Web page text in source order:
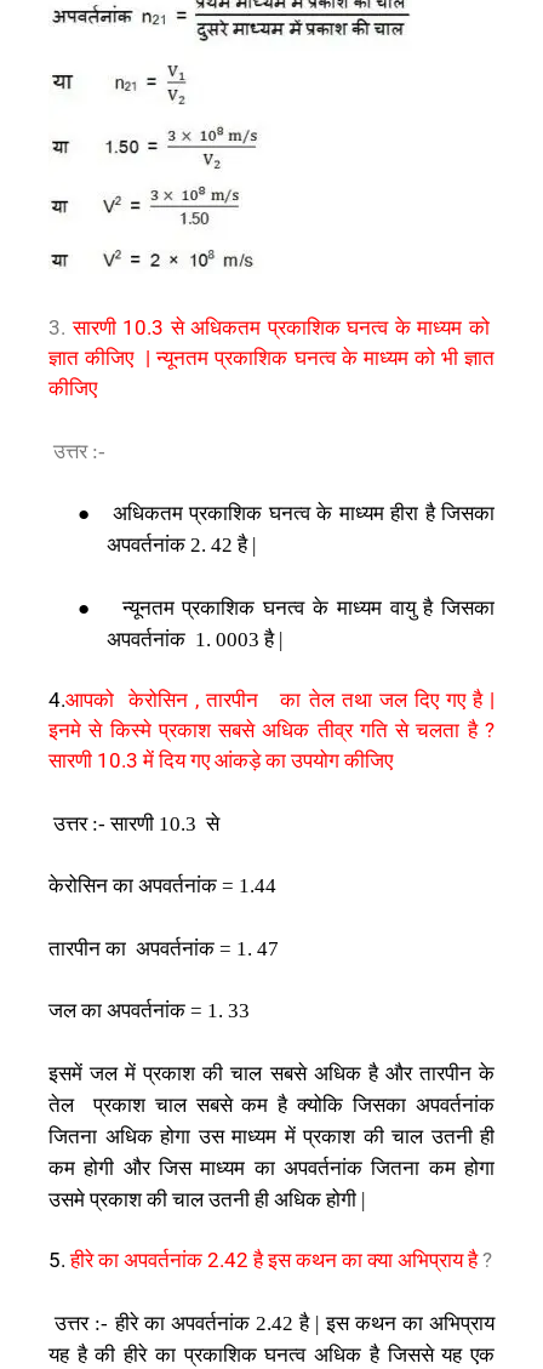
3.सारणी 10.3 से अधिकतम प्रकाशिक घनत्व के माध्यम को
ज्ञात कीजिए | न्यूनतम प्रकाशिक घनत्व के माध्यम को भी ज्ञात
कीजिए
उत्तर:-
● अधिकतम प्रकाशिक घनत्व के माध्यम हीरा है जिसका
अपवर्तनांक 2. 42है|
● न्यूनतम प्रकाशिक घनत्व के माध्यम वायु है जिसका
अपवर्तनांक 1. 0003है|
4.आपको केरोसिन , तारपीन का तेल तथा जल दिए गए है |
इनमे से किस्मे प्रकाश सबसे अधिक तीव्र गति से चलता है ?
सारणी 10.3 में दिय गए आंकड़े का उपयोग कीजिए
उत्तर:-सारणी 10.3से
केरोसिनकाअपवर्तनांक = 1.44
तारपीनका अपवर्तनांक = 1. 47
जलकाअपवर्तनांक = 1. 33
इसमें जल में प्रकाश की चाल सबसे अधिक है और तारपीन के
तेल
प्रकाश चाल सबसे कम है क्योकि जिसका अपवर्तनांक
जितना अधिक होगा उस माध्यम में प्रकाश की चाल उतनी ही
कम होगी और जिस माध्यम का अपवर्तनांक जितना कम होगा
उसमेप्रकाशकीचालउतनीहीअधिकहोगी |
5. हीरे का अपवर्तनांक 2.42 है इस कथन का क्या अभिप्राय है?
उत्तर:-हीरे का अपवर्तनांक2.42है|इस कथन का अभिप्राय
यह है की हीरे का प्रकाशिक घनत्व अधिक है जिससे यह एक